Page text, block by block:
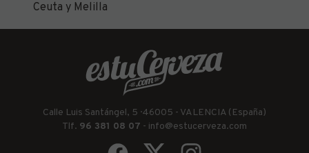
Ceuta y Melilla
Calle Luis Santángel, 5 · 46005 - VALENCIA (España)
Tlf. 96 381 08 07 - info@estucerveza.com